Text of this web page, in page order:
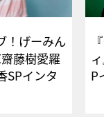
！げーみん
藤樹愛羅
SPインタ